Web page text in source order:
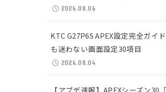
2026.08.06
KTC G27P6S APEX設定完全ガイ
も迷わない画面設定30項目
2026.08.04
【アプデ速報】APEXシーズン30